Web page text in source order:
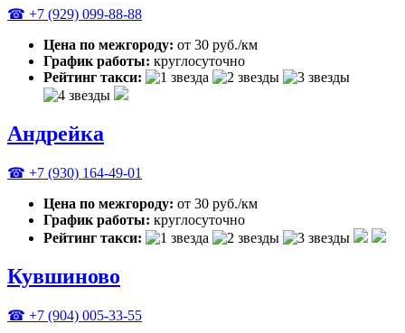
☎ +7 (929) 099-88-88
Цена по межгороду: от 30 руб./км
График работы: круглосуточно
Рейтинг такси:
Андрейка
☎ +7 (930) 164-49-01
Цена по межгороду: от 30 руб./км
График работы: круглосуточно
Рейтинг такси:
Кувшиново
☎ +7 (904) 005-33-55